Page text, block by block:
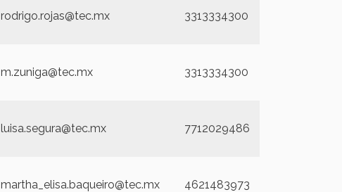
rodrigo.rojas@tec.mx 3313334300
m.zuniga@tec.mx 3313334300
luisa.segura@tec.mx 7712029486
martha_elisa.baqueiro@tec.mx 4621483973